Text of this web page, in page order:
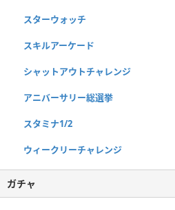
スターウォッチ
スキルアーケード
シャットアウトチャレンジ
アニバーサリー総選挙
スタミナ1/2
ウィークリーチャレンジ
ガチャ